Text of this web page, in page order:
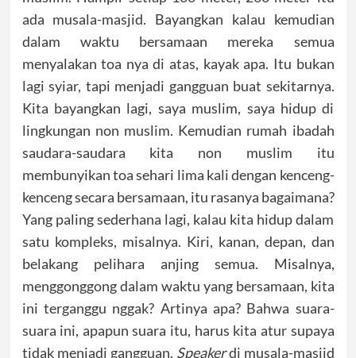
ada musala-masjid. Bayangkan kalau kemudian
dalam waktu bersamaan mereka semua
menyalakan toa nya di atas, kayak apa. Itu bukan
lagi syiar, tapi menjadi gangguan buat sekitarnya.
Kita bayangkan lagi, saya muslim, saya hidup di
lingkungan non muslim. Kemudian rumah ibadah
saudara-saudara kita non muslim itu
membunyikan toa sehari lima kali dengan kenceng-
kenceng secara bersamaan, itu rasanya bagaimana?
Yang paling sederhana lagi, kalau kita hidup dalam
satu kompleks, misalnya. Kiri, kanan, depan, dan
belakang pelihara anjing semua. Misalnya,
menggonggong dalam waktu yang bersamaan, kita
ini terganggu nggak? Artinya apa? Bahwa suara-
suara ini, apapun suara itu, harus kita atur supaya
tidak menjadi gangguan. Speakerdi musala-masjid